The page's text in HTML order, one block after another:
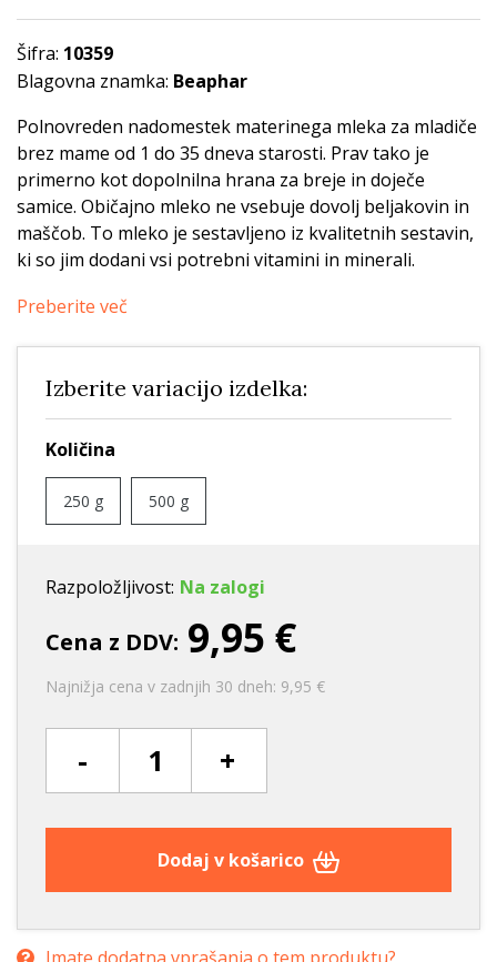
Šifra: 10359
Blagovna znamka: Beaphar
Polnovreden nadomestek materinega mleka za mladiče
brez mame od 1 do 35 dneva starosti. Prav tako je
primerno kot dopolnilna hrana za breje in doječe
samice. Običajno mleko ne vsebuje dovolj beljakovin in
maščob. To mleko je sestavljeno iz kvalitetnih sestavin,
ki so jim dodani vsi potrebni vitamini in minerali.
Preberite več
Izberite variacijo izdelka:
Količina
250 g 500 g
Razpoložljivost: Na zalogi
Cena z DDV: 9,95 €
Najnižja cena v zadnjih 30 dneh: 9,95 €
- +
Dodaj v košarico